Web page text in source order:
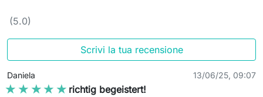
(5.0)
Scrivi la tua recensione
Daniela 13/06/25, 09:07
★★★★★
★★★★★ richtig begeistert!